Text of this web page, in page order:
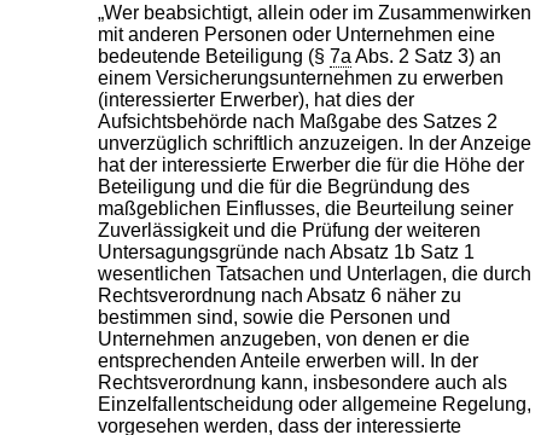
„Wer beabsichtigt, allein oder im Zusammenwirken
mit anderen Personen oder Unternehmen eine
bedeutende Beteiligung (§7a Abs. 2 Satz 3) an
einem Versicherungsunternehmen zu erwerben
(interessierter Erwerber), hat dies der
Aufsichtsbehörde nach Maßgabe des Satzes 2
unverzüglich schriftlich anzuzeigen. In der Anzeige
hat der interessierte Erwerber die für die Höhe der
Beteiligung und die für die Begründung des
maßgeblichen Einflusses, die Beurteilung seiner
Zuverlässigkeit und die Prüfung der weiteren
Untersagungsgründe nach Absatz 1b Satz 1
wesentlichen Tatsachen und Unterlagen, die durch
Rechtsverordnung nach Absatz 6 näher zu
bestimmen sind, sowie die Personen und
Unternehmen anzugeben, von denen er die
entsprechenden Anteile erwerben will. In der
Rechtsverordnung kann, insbesondere auch als
Einzelfallentscheidung oder allgemeine Regelung,
vorgesehen werden, dass der interessierte